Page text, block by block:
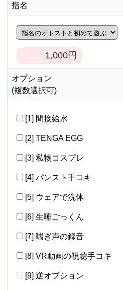
指名
1,000円
オプション
(複数選択可)
[1] 間接給水
[2] TENGA EGG
[3] 私物コスプレ
[4] パンスト手コキ
[5] ウェアで洗体
[6] 生唾ごっくん
[7] 喘ぎ声の録音
[8] VR動画の視聴手コキ
[9] 逆オプション